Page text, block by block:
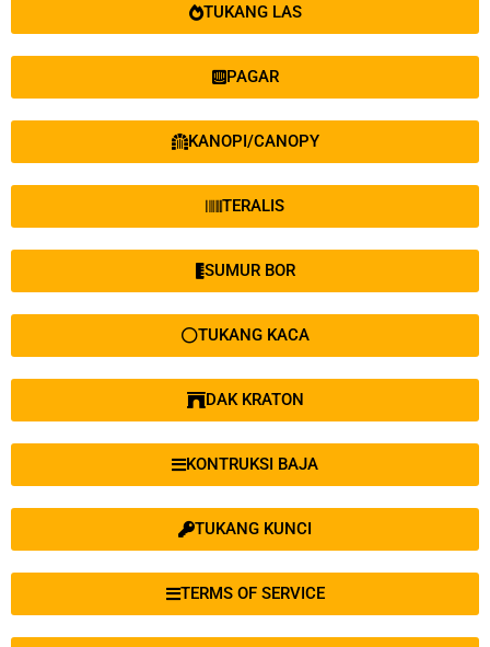
TUKANG LAS
PAGAR
KANOPI/CANOPY
TERALIS
SUMUR BOR
TUKANG KACA
DAK KRATON
KONTRUKSI BAJA
TUKANG KUNCI
TERMS OF SERVICE